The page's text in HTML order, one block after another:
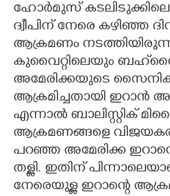
ഹോർമുസ് കടലിടുക്കിലെ
ദ്വീപിന് നേരെ കഴിഞ്ഞ
ആക്രമണം
കുവൈറ്റിലെയും
അമേരിക്കയുടെ
ആക്രമിച്ചതായി ഇറാൻ
എന്നാൽ ബാലിസ്റ്റിക്
ആക്രമണങ്ങളെ
പറഞ്ഞ അമേരിക്ക
തള്ളി. ഇതിന്
നേരെയുള്ള ഇറാന്റെ